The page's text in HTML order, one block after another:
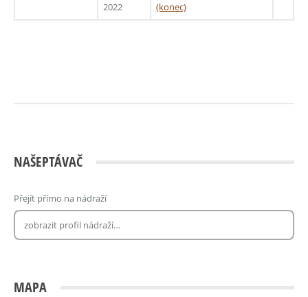
2022
(konec)
NAŠEPTÁVAČ
Přejít přímo na nádraží
MAPA